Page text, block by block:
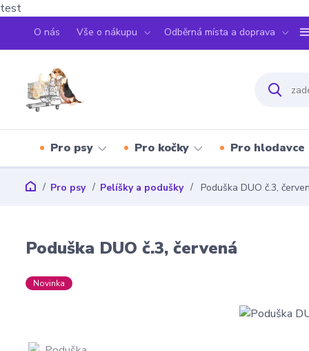
test
O nás Vše o nákupu Odběrná místa a doprava
Pro psy Pro kočky Pro hlodavce
Pro psy Pelíšky a podušky Poduška DUO č.3,
Poduška DUO č.3, červená
Novinka